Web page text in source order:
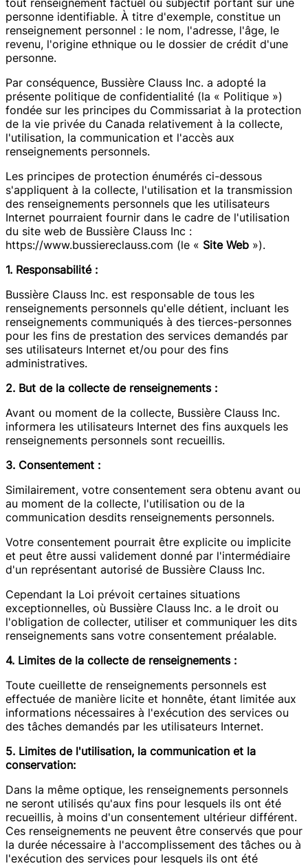
tout renseignement factuel ou subjectif portant sur une
personne identifiable. À titre d'exemple, constitue un
renseignement personnel : le nom, l'adresse, l'âge, le
revenu, l'origine ethnique ou le dossier de crédit d'une
personne.
Par conséquence, Bussière Clauss Inc. a adopté la
présente politique de confidentialité (la « Politique »)
fondée sur les principes du Commissariat à la protection
de la vie privée du Canada relativement à la collecte,
l'utilisation, la communication et l'accès aux
renseignements personnels.
Les principes de protection énumérés ci-dessous
s'appliquent à la collecte, l'utilisation et la transmission
des renseignements personnels que les utilisateurs
Internet pourraient fournir dans le cadre de l'utilisation
du site web de Bussière Clauss Inc :
https://www.bussiereclauss.com (le « Site Web »).
1. Responsabilité :
Bussière Clauss Inc. est responsable de tous les
renseignements personnels qu'elle détient, incluant les
renseignements communiqués à des tierces-personnes
pour les fins de prestation des services demandés par
ses utilisateurs Internet et/ou pour des fins
administratives.
2. But de la collecte de renseignements :
Avant ou moment de la collecte, Bussière Clauss Inc.
informera les utilisateurs Internet des fins auxquels les
renseignements personnels sont recueillis.
3. Consentement :
Similairement, votre consentement sera obtenu avant ou
au moment de la collecte, l'utilisation ou de la
communication desdits renseignements personnels.
Votre consentement pourrait être explicite ou implicite
et peut être aussi validement donné par l'intermédiaire
d'un représentant autorisé de Bussière Clauss Inc.
Cependant la Loi prévoit certaines situations
exceptionnelles, où Bussière Clauss Inc. a le droit ou
l'obligation de collecter, utiliser et communiquer les dits
renseignements sans votre consentement préalable.
4. Limites de la collecte de renseignements :
Toute cueillette de renseignements personnels est
effectuée de manière licite et honnête, étant limitée aux
informations nécessaires à l'exécution des services ou
des tâches demandés par les utilisateurs Internet.
5. Limites de l'utilisation, la communication et la
conservation:
Dans la même optique, les renseignements personnels
ne seront utilisés qu'aux fins pour lesquels ils ont été
recueillis, à moins d'un consentement ultérieur différent.
Ces renseignements ne peuvent être conservés que pour
la durée nécessaire à l'accomplissement des tâches ou à
l'exécution des services pour lesquels ils ont été